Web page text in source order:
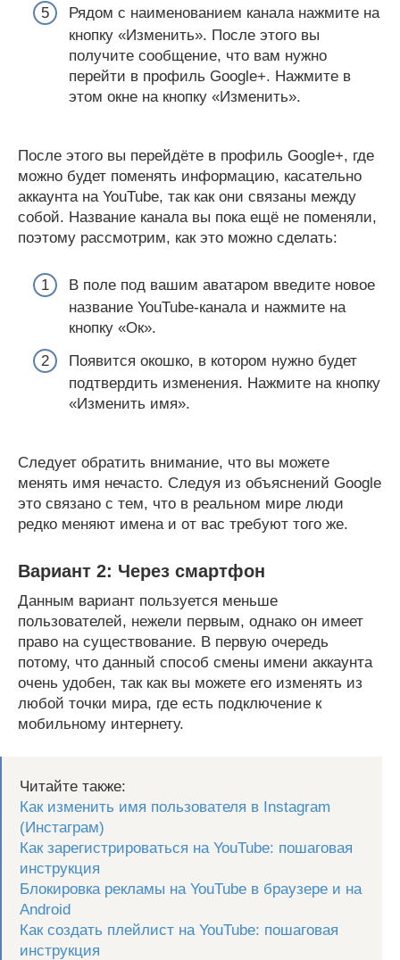
Рядом с наименованием канала нажмите на
кнопку «Изменить». После этого вы
получите сообщение, что вам нужно
перейти в профиль Google+. Нажмите в
этом окне на кнопку «Изменить».
После этого вы перейдёте в профиль Google+, где
можно будет поменять информацию, касательно
аккаунта на YouTube, так как они связаны между
собой. Название канала вы пока ещё не поменяли,
поэтому рассмотрим, как это можно сделать:
В поле под вашим аватаром введите новое
название YouTube-канала и нажмите на
кнопку «Ок».
Появится окошко, в котором нужно будет
подтвердить изменения. Нажмите на кнопку
«Изменить имя».
Следует обратить внимание, что вы можете
менять имя нечасто. Следуя из объяснений Google
это связано с тем, что в реальном мире люди
редко меняют имена и от вас требуют того же.
Вариант 2: Через смартфон
Данным вариант пользуется меньше
пользователей, нежели первым, однако он имеет
право на существование. В первую очередь
потому, что данный способ смены имени аккаунта
очень удобен, так как вы можете его изменять из
любой точки мира, где есть подключение к
мобильному интернету.
Читайте также:
Как изменить имя пользователя в Instagram
(Инстаграм)
Как зарегистрироваться на YouTube: пошаговая
инструкция
Блокировка рекламы на YouTube в браузере и на
Android
Как создать плейлист на YouTube: пошаговая
инструкция